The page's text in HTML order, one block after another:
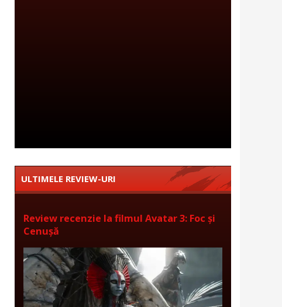
ULTIMELE REVIEW-URI
Review recenzie la filmul Avatar 3: Foc și
Cenușă